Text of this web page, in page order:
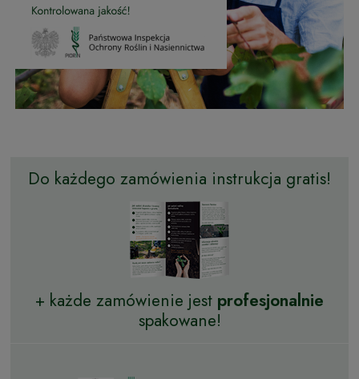
Do każdego zamówienia instrukcja gratis!
+ każde zamówienie jest profesjonalnie
spakowane!